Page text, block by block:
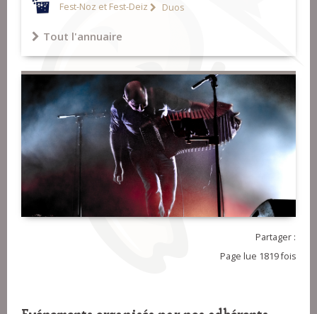
Fest-Noz et Fest-Deiz Duos
Tout l'annuaire
Partager :
Page lue 1819 fois